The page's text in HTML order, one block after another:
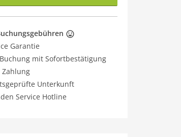
Garantie
mit Sofortbestätigung
Zahlung
Unterkunft
Service Hotline